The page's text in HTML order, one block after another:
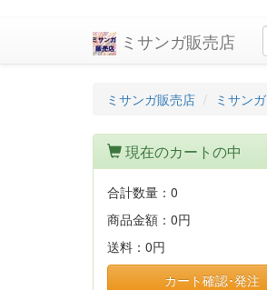
ミサンガ販売店
ミサンガ販売店 ミサンガ
現在のカートの中
合計数量： 0
商品金額： 0円
送料： 0円
カート確認･発注